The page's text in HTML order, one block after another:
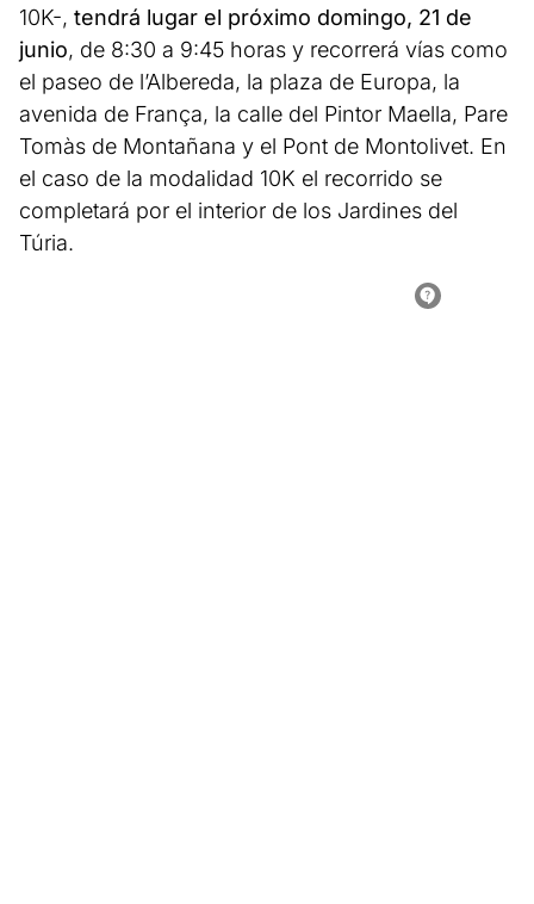
10K-, tendrá lugar el próximo domingo, 21 de
junio, de 8:30 a 9:45 horas y recorrerá vías como
el paseo de l’Albereda, la plaza de Europa, la
avenida de França, la calle del Pintor Maella, Pare
Tomàs de Montañana y el Pont de Montolivet. En
el caso de la modalidad 10K el recorrido se
completará por el interior de los Jardines del
Túria.